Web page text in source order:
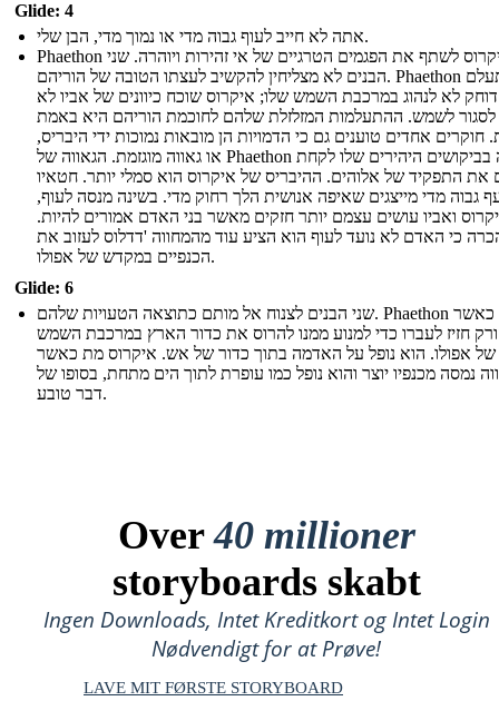
Glide: 4
אתה לא חייב לעוף גבוה מדי או נמוך מדי, הבן שלי.
Phaethon ואת איקרוס לשתף את הפגמים הטרגיים של אי זהירות ויוהרה. שני
הבנים לא מצליחין להקשיב לעצתו הטובה של הוריהם. Phaethon מתעלם
דוחק לא לנהוג במרכבת השמש שלו; איקרוס שוכח כיוונים של אביו לא
לסגור לשמש. ההתעלמות המזלזלת שלהם לחוכמת הוריהם היא באמת
חוקרים אחדים טוענים גם כי הדמויות הן מובאות נמוכות ידי היבריס,
או גאווה מוגזמת. הגאווה של Phaethon ברורה בביקושים היהירים שלו לקחת
את התפקיד של אלוהים. ההיבריס של איקרוס הוא סמלי יותר. חטאיו
גבוה מדי מייצגים שאיפה אנושית הלך רחוק מדי. בשינה מנסה לעוף,
ואביו עושים עצמם יותר חזקים מאשר בני האדם אמורים להיות.
כי האדם לא נועד לעוף הוא הציע עוד מהמחווה 'דדלוס לעזוב את
הכנפיים במקדש של אפולו.
Glide: 6
שני הבנים לצנוח אל מותם כתוצאה הטעויות שלהם. Phaethon מת כאשר
חזיז לעברו כדי למנוע ממנו להרוס את כדור הארץ במרכבת השמש
של אפולו. הוא נופל על האדמה בתוך כדור של אש. איקרוס מת כאשר
נמסה מכנפיו יוצר והוא נופל כמו עופרת לתוך הים מתחת, בסופו של
דבר טובע.
Over40 millioner
storyboards skabt
Ingen Downloads, Intet Kreditkort og Intet Login
Nødvendigt for at Prøve!
LAVE MIT FØRSTE STORYBOARD